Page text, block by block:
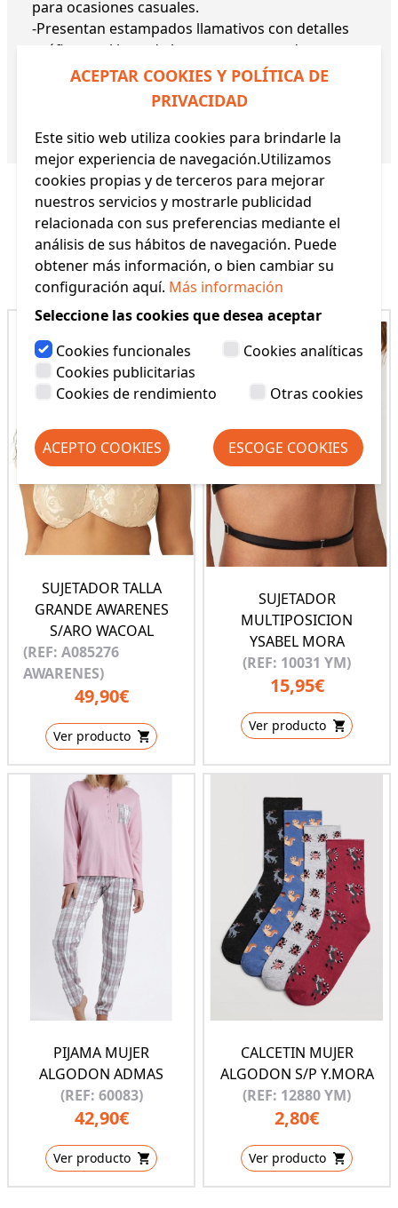
para ocasiones casuales.
-Presentan estampados llamativos con detalles
gráficos y el logo de la marca, aportando un
estilo único y moderno.
80% Algodón, 18% Poliamida, 2%
Referencia:DSOCKSA
Productos Relacionados
SUJETADOR TALLA
GRANDE AWARENES
S/ARO WACOAL
(REF: A085276
AWARENES)
49,90€
Ver producto
SUJETADOR
MULTIPOSICION
YSABEL MORA
(REF: 10031 YM)
15,95€
Ver producto
PIJAMA MUJER
ALGODON ADMAS
(REF: 60083)
42,90€
Ver producto
CALCETIN MUJER
ALGODON S/P Y.MORA
(REF: 12880 YM)
2,80€
Ver producto
ACEPTAR COOKIES Y POLÍTICA DE
PRIVACIDAD
Este sitio web utiliza cookies para brindarle la
mejor experiencia de navegación.Utilizamos
cookies propias y de terceros para mejorar
nuestros servicios y mostrarle publicidad
relacionada con sus preferencias mediante el
análisis de sus hábitos de navegación. Puede
obtener más información, o bien cambiar su
configuración aquí. Más información
Seleccione las cookies que desea aceptar
Cookies funcionales
Cookies analíticas
Cookies publicitarias
Cookies de rendimiento
Otras cookies
ACEPTO COOKIES ESCOGE COOKIES